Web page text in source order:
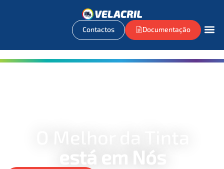
Documentação
Contactos
está em Nós